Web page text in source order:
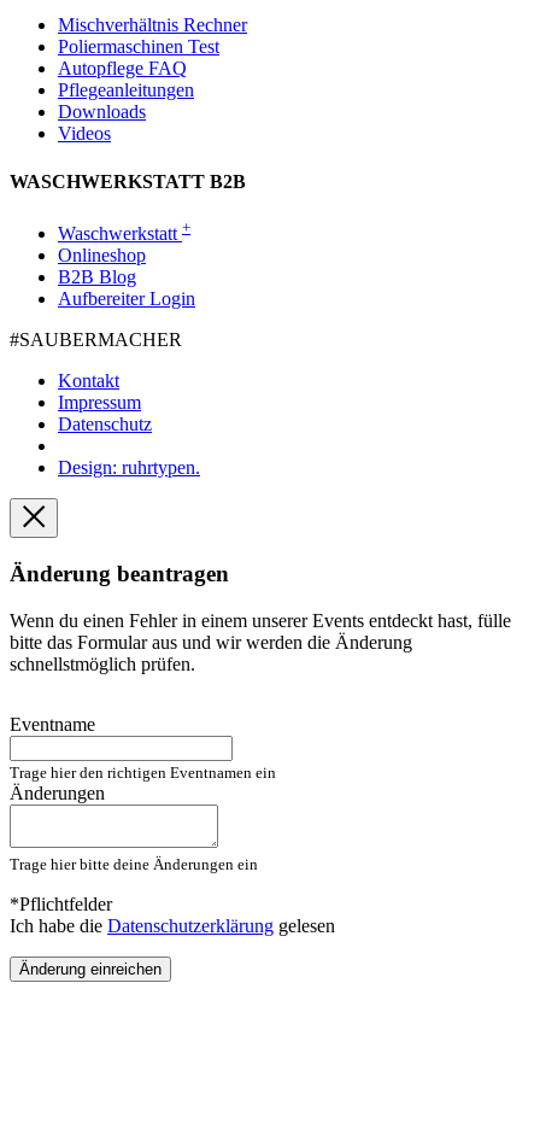
Mischverhältnis Rechner
Poliermaschinen Test
Autopflege FAQ
Pflegeanleitungen
Downloads
Videos
WASCHWERKSTATT B2B
Waschwerkstatt +
Onlineshop
B2B Blog
Aufbereiter Login
#SAUBER­MACHER
Kontakt
Impressum
Datenschutz
Design: ruhrtypen.
Änderung beantragen
Wenn du einen Fehler in einem unserer Events entdeckt hast, fülle
bitte das Formular aus und wir werden die Änderung
schnellstmöglich prüfen.
Eventname
Trage hier den richtigen Eventnamen ein
Änderungen
Trage hier bitte deine Änderungen ein
*Pflichtfelder
Ich habe die Datenschutzerklärung gelesen
Änderung einreichen